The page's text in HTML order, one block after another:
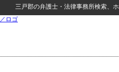
三戸郡の弁護士・法律事務所検索、